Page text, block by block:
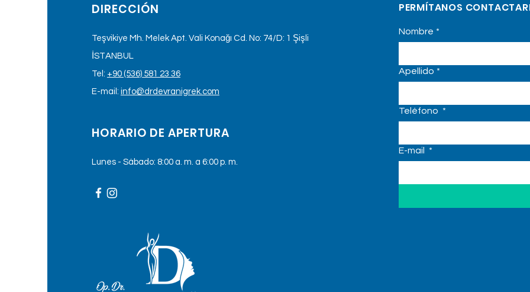
DIRECCIÓN
Teşvikiye Mh. Melek Apt. Vali Konağı Cd. No: 74/D: 1 Şişli
İSTANBUL
Tel: +90 (536) 581 23 36
E-mail: info@drdevranigrek.com
HORARIO DE APERTURA
Lunes - Sábado: 8:00 a. m. a 6:00 p. m.
PERMÍTANOS
Nombre *
Apellido *
Teléfono *
E-mail *